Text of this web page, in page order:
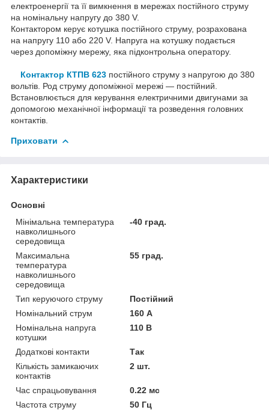
електроенергії та її вимкнення в мережах постійного струму
на номінальну напругу до 380 V.
Контактором керує котушка постійного струму, розрахована
на напругу 110 або 220 V. Напруга на котушку подається
через допоміжну мережу, яка підконтрольна оператору.
Контактор КТПВ 623 постійного струму з напругою до 380
вольтів. Род струму допоміжної мережі — постійний.
Встановлюється для керування електричними двигунами за
допомогою механічної інформації та розведення головних
контактів.
Приховати
Характеристики
Основні
Мінімальна температура
навколишнього
середовища
-40 град.
Максимальна
температура
навколишнього
середовища
55 град.
Тип керуючого струму
Постійний
Номінальний струм
160 А
Номінальна напруга
котушки
110 В
Додаткові контакти
Так
Кількість замикаючих
контактів
2 шт.
Час спрацьовування
0.22 мс
Частота струму
50 Гц